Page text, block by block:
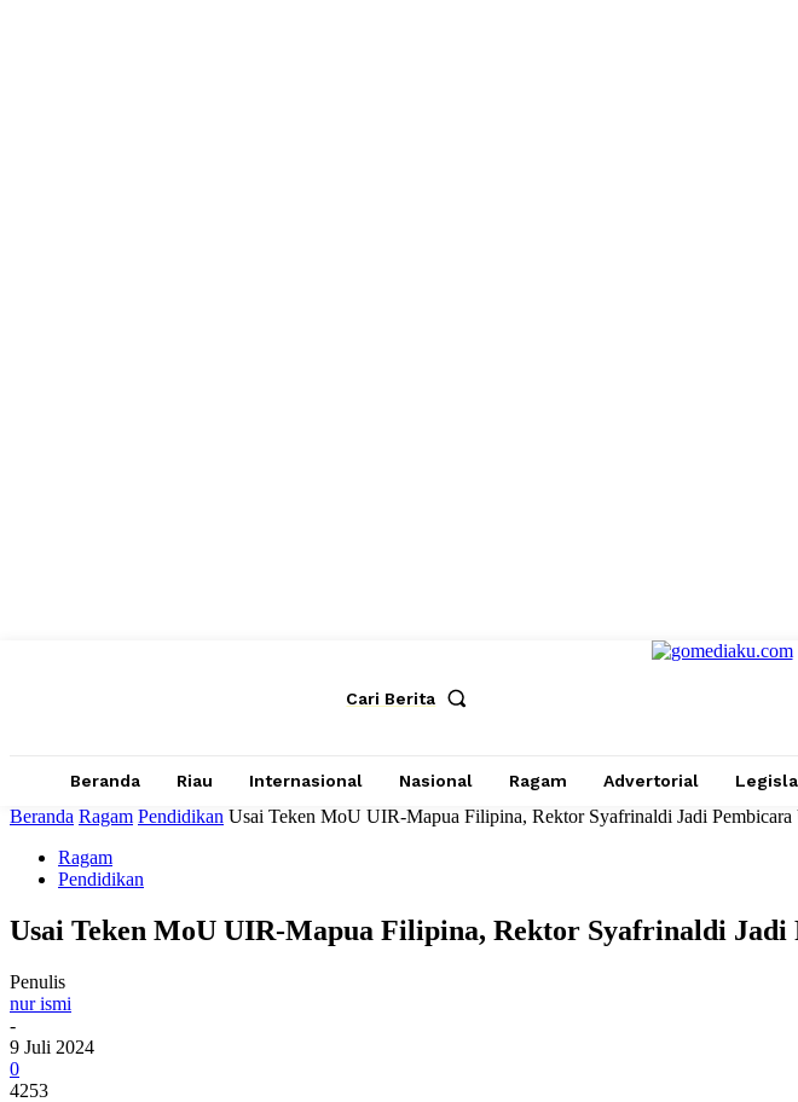
Cari Berita
Beranda Riau Internasional Nasional Ragam Advertorial
Beranda Ragam Pendidikan Usai Teken MoU UIR-Mapua Filipina, Rektor Syafrinaldi Jadi Pembicara
Ragam
Pendidikan
Usai Teken MoU UIR-Mapua Filipina, Rektor Syafrinaldi Jadi
Penulis
nur ismi
-
9 Juli 2024
0
4253